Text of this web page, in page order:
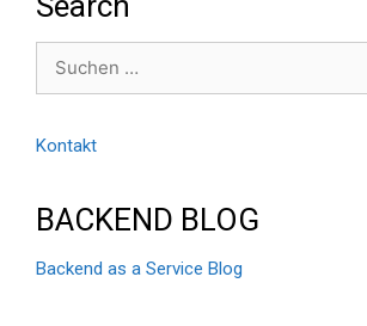
nach:
Kontakt
BACKEND BLOG
Backend as a Service Blog